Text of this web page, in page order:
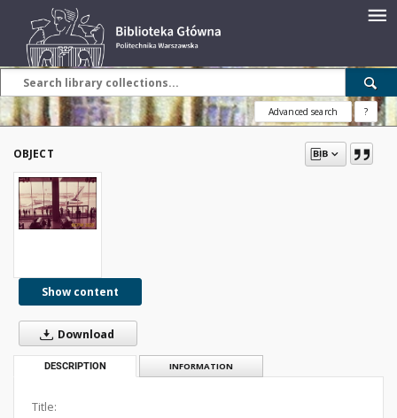
Advanced search ?
OBJECT
Show content
Download
DESCRIPTION INFORMATION
Title: